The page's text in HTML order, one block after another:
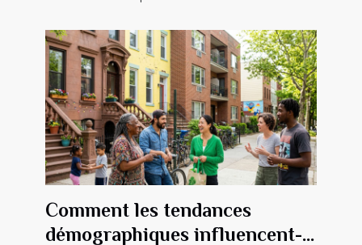
Comment les tendances
démographiques influencent-